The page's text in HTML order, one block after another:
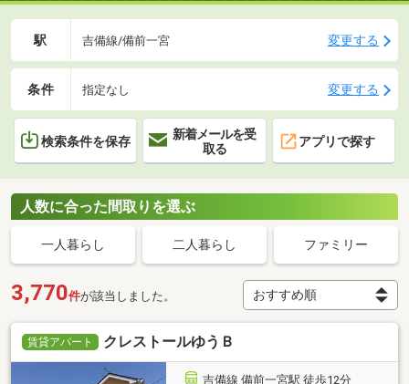
駅 吉備線/備前一宮 変更する
条件 指定なし 変更する
検索条件を保存
新着メールを受
取る
アプリで探す
人数に合った間取りを選ぶ
一人暮らし 二人暮らし ファミリー
3,770件が該当しました。
賃貸アパート クレストールゆうＢ
吉備線 備前一宮駅 徒歩12分